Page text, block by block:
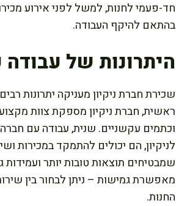
בהתאם להיקף העבודה.
היתרונות של
שכירת חברת ניקיון מעניקה יתרונות
ראשית, חברת ניקיון מספקת צוות
וכתמים עקשניים. שנית, עבודה עם
לניקיון, הם יכולים להתמקד במכירות
שמבטיחים תוצאות טובות יותר ועמידות
מאפשרת גמישות – ניתן לבחור בין
החנות.